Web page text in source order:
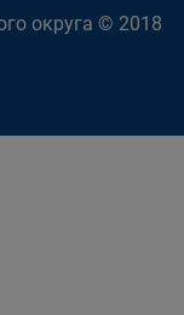
округа © 2018